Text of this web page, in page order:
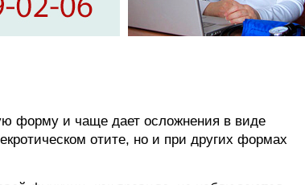
форму и чаще дает осложнения в виде
отите, но и при других формах